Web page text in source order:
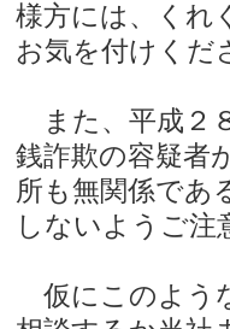
様方には、くれ
お気を付けくだ
また、平成２
銭詐欺の容疑者
所も無関係であ
しないようご注
仮にこのよう